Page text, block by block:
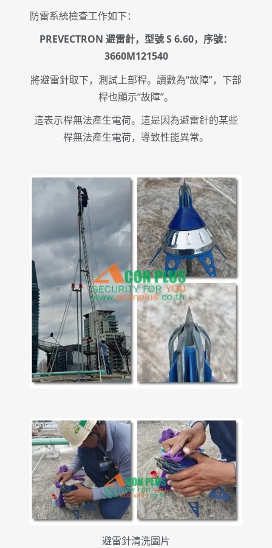
防雷系統檢查工作如下：
PREVECTRON 避雷針，型號 S 6.60，序號：
3660M121540
將避雷針取下，測試上部桿。讀數為“故障”，下部
桿也顯示“故障”。
這表示桿無法產生電荷。這是因為避雷針的某些
桿無法產生電荷，導致性能異常。
避雷針清洗圖片